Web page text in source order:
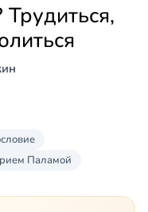
Трудиться,
Паламой